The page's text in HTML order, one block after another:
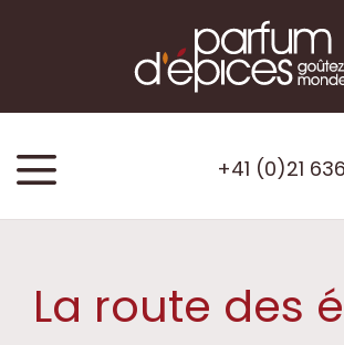
menu +41 (0)21
La route des